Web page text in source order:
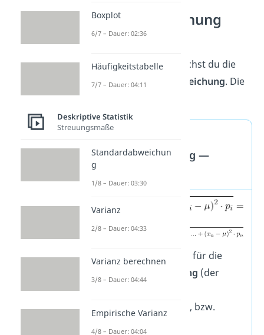
Standardabweichung
Formel
Für die Berechnung brauchst du die
Formel der Standardabweichung. Die
Formel sieht so aus:
Formel der
Standardabweichung —
Grundgesamtheit
ist das Abkürzung für die
Standardabweichung (der
ist der
Mittelwert , bzw.
Boxplot
6/7 – Dauer: 02:36
Häufigkeitstabelle
7/7 – Dauer: 04:11
Deskriptive Statistik
Streuungsmaße
Standardabweichun
g
1/8 – Dauer: 03:30
Varianz
2/8 – Dauer: 04:33
Varianz berechnen
3/8 – Dauer: 04:44
Empirische Varianz
4/8 – Dauer: 04:04